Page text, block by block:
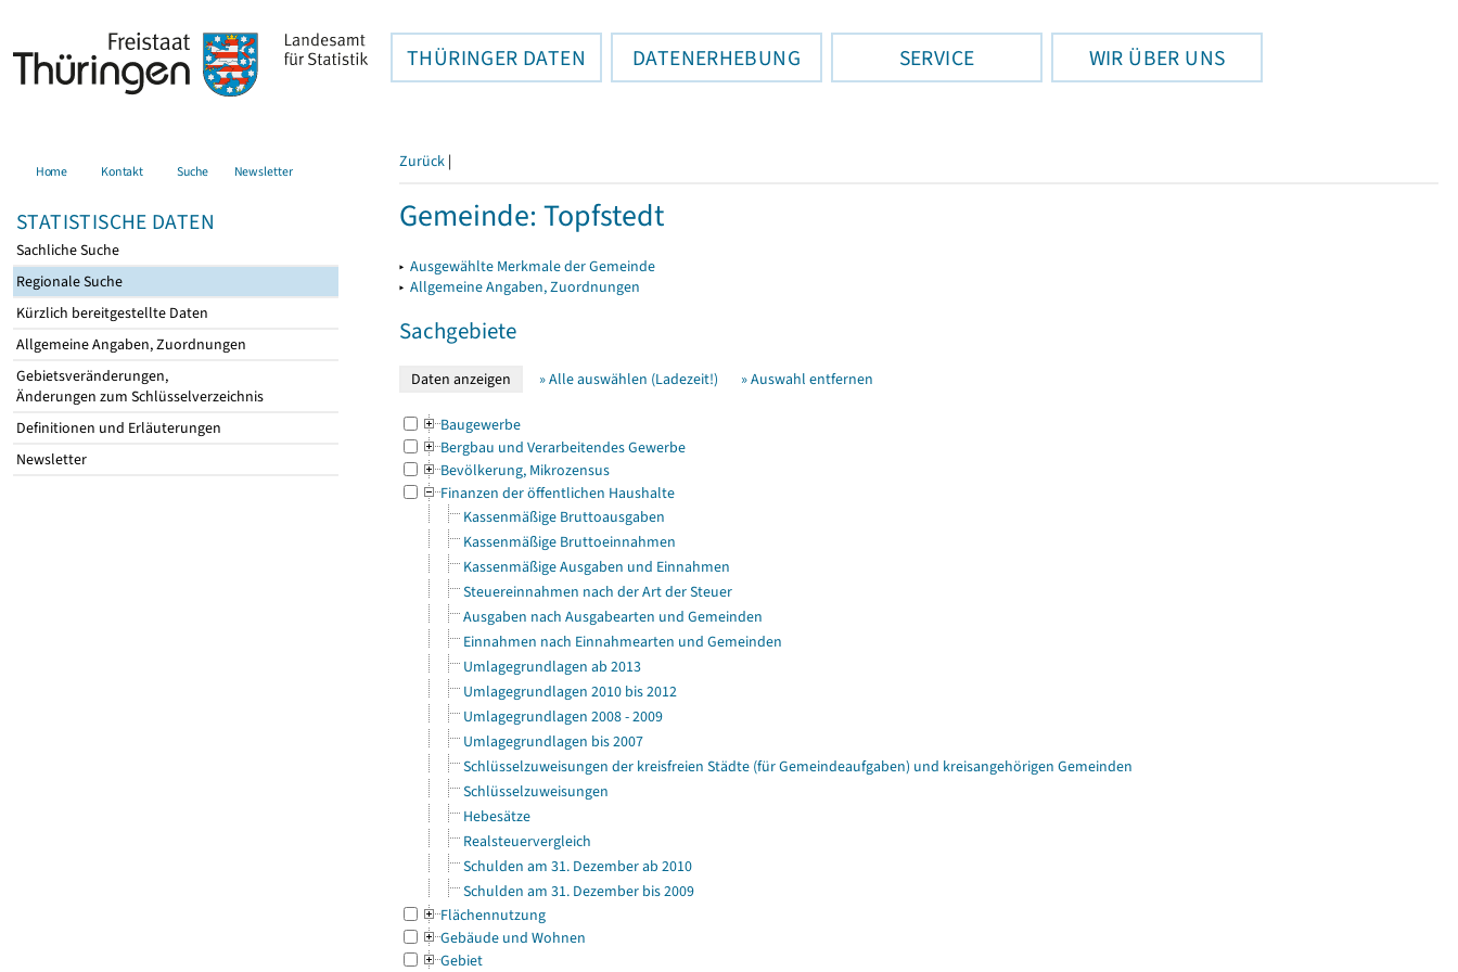
THÜRINGER DATEN DATENERHEBUNG SERVICE WIR ÜBER UNS
Home Kontakt Suche Newsletter
STATISTISCHE DATEN
Sachliche Suche
Regionale Suche
Kürzlich bereitgestellte Daten
Allgemeine Angaben, Zuordnungen
Gebietsveränderungen,
Änderungen zum Schlüsselverzeichnis
Definitionen und Erläuterungen
Newsletter
Zurück |
Gemeinde: Topfstedt
▸ Ausgewählte Merkmale der Gemeinde
▸ Allgemeine Angaben, Zuordnungen
Sachgebiete
» Alle auswählen (Ladezeit!) » Auswahl entfernen
Baugewerbe
Bergbau und Verarbeitendes Gewerbe
Bevölkerung, Mikrozensus
Finanzen der öffentlichen Haushalte
Kassenmäßige Bruttoausgaben
Kassenmäßige Bruttoeinnahmen
Kassenmäßige Ausgaben und Einnahmen
Steuereinnahmen nach der Art der Steuer
Ausgaben nach Ausgabearten und Gemeinden
Einnahmen nach Einnahmearten und Gemeinden
Umlagegrundlagen ab 2013
Umlagegrundlagen 2010 bis 2012
Umlagegrundlagen 2008 - 2009
Umlagegrundlagen bis 2007
Schlüsselzuweisungen der kreisfreien Städte (für Gemeindeaufgaben) und kreisangehörigen Gemeinden
Schlüsselzuweisungen
Hebesätze
Realsteuervergleich
Schulden am 31. Dezember ab 2010
Schulden am 31. Dezember bis 2009
Flächennutzung
Gebäude und Wohnen
Gebiet